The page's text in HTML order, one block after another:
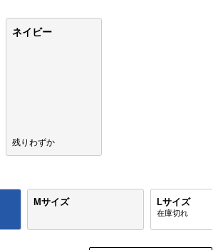
ネイビー
残りわずか
Mサイズ Lサイズ